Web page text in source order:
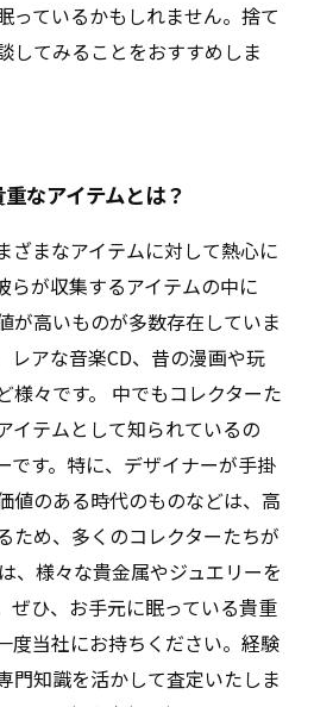
っているかもしれません。捨て
してみることをおすすめしま
なアイテムとは？
ざまなアイテムに対して熱心に
らが収集するアイテムの中に
が高いものが多数存在していま
レアな音楽CD、昔の漫画や玩
様々です。 中でもコレクターた
イテムとして知られているの
です。特に、デザイナーが手掛
値のある時代のものなどは、高
ため、多くのコレクターたちが
、様々な貴金属やジュエリーを
ぜひ、お手元に眠っている貴重
度当社にお持ちください。経験
門知識を活かして査定いたしま